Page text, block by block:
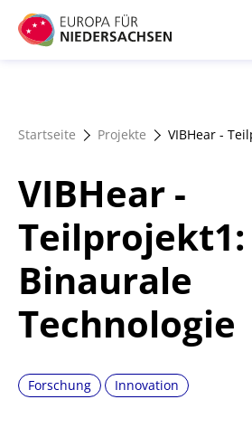
Direkt
zum
Förderangebote
Magazin
Startseite Projekte VIBHear -
VIBHear -
Teilprojekt1:
Binaurale
Technologie
Forschung Innovation